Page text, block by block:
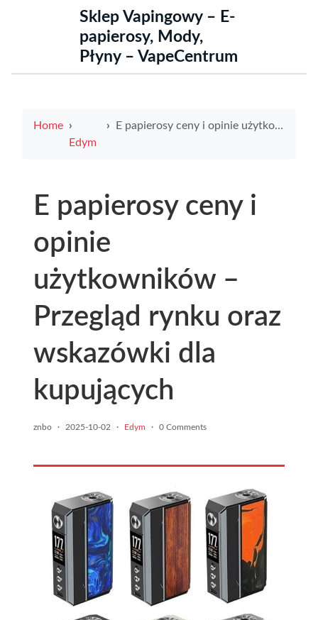
Sklep Vapingowy – E-
papierosy, Mody,
Płyny – VapeCentrum
Home
Edym
E papierosy ceny i opinie użytkowników – Przegląd rynku oraz wskazówki dla kupujących
E papierosy ceny i
opinie
użytkowników –
Przegląd rynku oraz
wskazówki dla
kupujących
znbo · 2025-10-02 · Edym · 0 Comments